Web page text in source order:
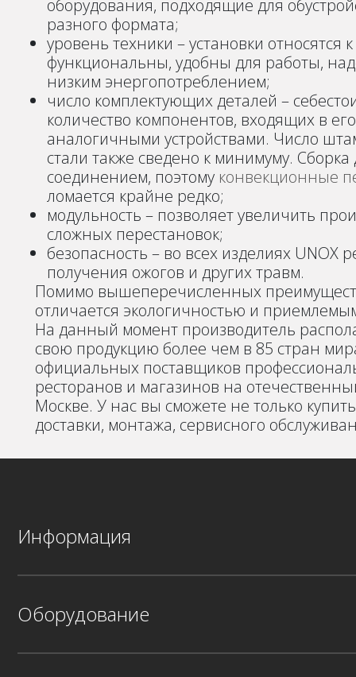
оборудования, подходящие для
разного формата;
уровень техники – установки относятся
функциональны, удобны для работы,
низким энергопотреблением;
число комплектующих деталей –
количество компонентов, входящих в
аналогичными устройствами. Число
стали также сведено к минимуму.
соединением, поэтому конвекционные
ломается крайне редко;
модульность – позволяет увеличить
сложных перестановок;
безопасность – во всех изделиях UNOX
получения ожогов и других травм.
Помимо вышеперечисленных
отличается экологичностью и
На данный момент производитель
свою продукцию более чем в 85 стран
официальных поставщиков
ресторанов и магазинов на
Москве. У нас вы сможете не только
доставки, монтажа, сервисного
Информация
Оборудование